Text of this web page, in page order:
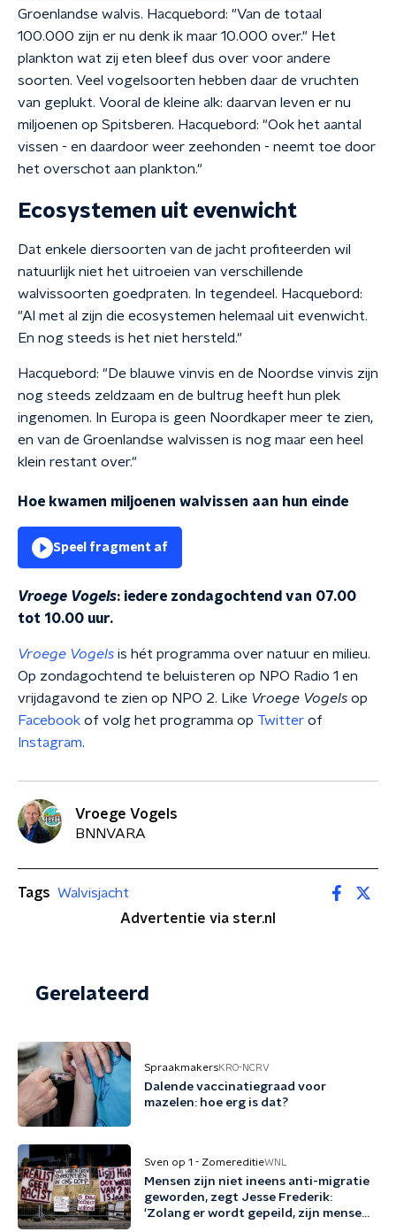
Groenlandse walvis. Hacquebord: "Van de totaal
100.000 zijn er nu denk ik maar 10.000 over." Het
plankton wat zij eten bleef dus over voor andere
soorten. Veel vogelsoorten hebben daar de vruchten
van geplukt. Vooral de kleine alk: daarvan leven er nu
miljoenen op Spitsberen. Hacquebord: "Ook het aantal
vissen - en daardoor weer zeehonden - neemt toe door
het overschot aan plankton."
Ecosystemen uit evenwicht
Dat enkele diersoorten van de jacht profiteerden wil
natuurlijk niet het uitroeien van verschillende
walvissoorten goedpraten. In tegendeel. Hacquebord:
"Al met al zijn die ecosystemen helemaal uit evenwicht.
En nog steeds is het niet hersteld."
Hacquebord: "De blauwe vinvis en de Noordse vinvis zijn
nog steeds zeldzaam en de bultrug heeft hun plek
ingenomen. In Europa is geen Noordkaper meer te zien,
en van de Groenlandse walvissen is nog maar een heel
klein restant over."
Hoe kwamen miljoenen walvissen aan hun einde
Speel fragment af
Vroege Vogels: iedere zondagochtend van 07.00
tot 10.00 uur.
Vroege Vogels is hét programma over natuur en milieu.
Op zondagochtend te beluisteren op NPO Radio 1 en
vrijdagavond te zien op NPO 2. Like Vroege Vogels op
Facebook of volg het programma op Twitter of
Instagram.
Vroege Vogels
BNNVARA
Tags Walvisjacht
Advertentie via ster.nl
Gerelateerd
SpraakmakersKRO-NCRV
Dalende vaccinatiegraad voor
mazelen: hoe erg is dat?
Sven op 1 - ZomereditieWNL
Mensen zijn niet ineens anti-migratie
geworden, zegt Jesse Frederik:
'Zolang er wordt gepeild, zijn mensen